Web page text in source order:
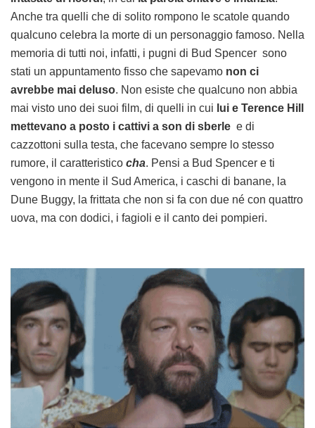
Anche tra quelli che di solito rompono le scatole quando
qualcuno celebra la morte di un personaggio famoso. Nella
memoria di tutti noi, infatti, i pugni di Bud Spencer sono
stati un appuntamento fisso che sapevamo non ci
avrebbe mai deluso. Non esiste che qualcuno non abbia
mai visto uno dei suoi film, di quelli in cui lui e Terence Hill
mettevano a posto i cattivi a son di sberle e di
cazzottoni sulla testa, che facevano sempre lo stesso
rumore, il caratteristico cha. Pensi a Bud Spencer e ti
vengono in mente il Sud America, i caschi di banane, la
Dune Buggy, la frittata che non si fa con due né con quattro
uova, ma con dodici, i fagioli e il canto dei pompieri.